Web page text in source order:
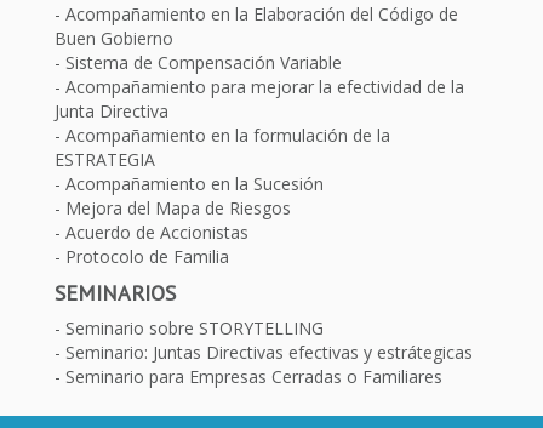
Acompañamiento en la Elaboración del Código de
Buen Gobierno
Sistema de Compensación Variable
Acompañamiento para mejorar la efectividad de la
Junta Directiva
Acompañamiento en la formulación de la
ESTRATEGIA
Acompañamiento en la Sucesión
Mejora del Mapa de Riesgos
Acuerdo de Accionistas
Protocolo de Familia
SEMINARIOS
Seminario sobre STORYTELLING
Seminario: Juntas Directivas efectivas y estrátegicas
Seminario para Empresas Cerradas o Familiares